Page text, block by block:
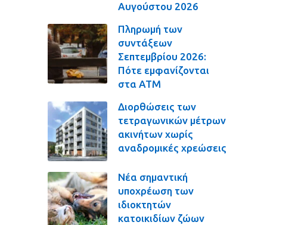
Αυγούστου 2026
Πληρωμή των
συντάξεων
Σεπτεμβρίου 2026:
Πότε εμφανίζονται
στα ΑΤΜ
Διορθώσεις των
τετραγωνικών μέτρων
ακινήτων χωρίς
αναδρομικές χρεώσεις
Νέα σημαντική
υποχρέωση των
ιδιοκτητών
κατοικιδίων ζώων